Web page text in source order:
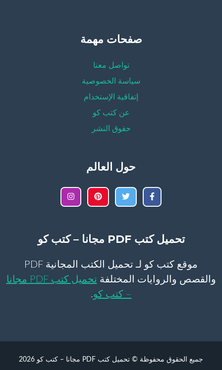
صفحات مهمة
تواصل معنا
سياسة الخصوصية
إتفاقية الإستخدام
عن كتب كو
حقوق النشر
حول العالم
تحميل كتب PDF مجانا – كتب كو
موقع كتب كو لـ تحميل الكتب المجانية PDF
والقصص والروايات المختلفة
تحميل كتب PDF مجانا
– كتب كو.
جميع الحقوق محفوظة © تحميل كتب PDF مجانا – كتب كو 2026